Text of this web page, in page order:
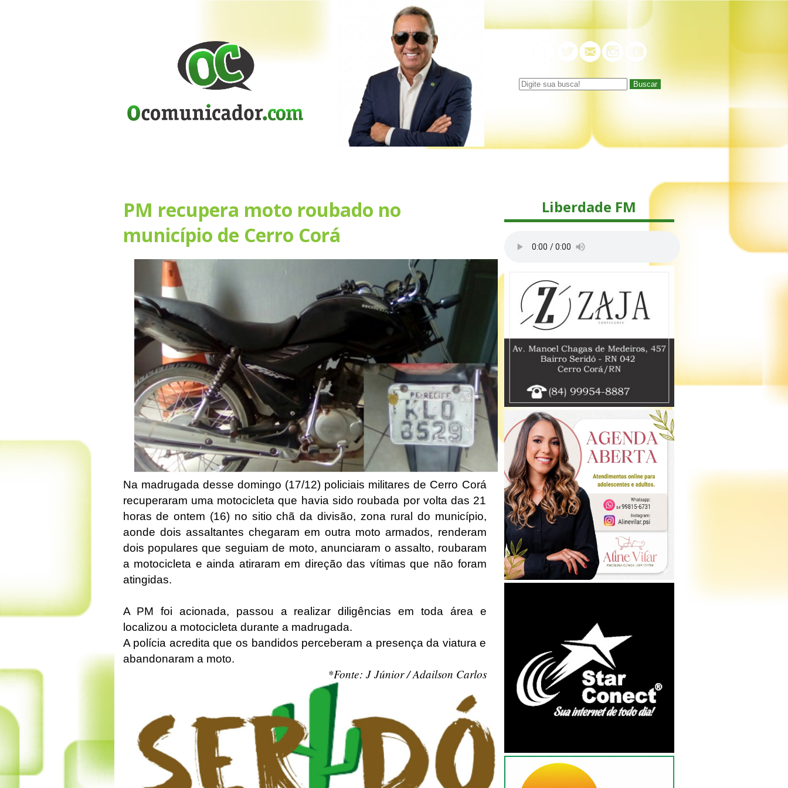
Buscar
PM recupera moto roubado no
município de Cerro Corá
Na madrugada desse domingo (17/12) policiais militares de Cerro Corá
recuperaram uma motocicleta que havia sido roubada por volta das 21
horas de ontem (16) no sitio chã da divisão, zona rural do município,
aonde dois assaltantes chegaram em outra moto armados, renderam
dois populares que seguiam de moto, anunciaram o assalto, roubaram
a motocicleta e ainda atiraram em direção das vítimas que não foram
atingidas.
A PM foi acionada, passou a realizar diligências em toda área e
localizou a motocicleta durante a madrugada.
A polícia acredita que os bandidos perceberam a presença da viatura e
abandonaram a moto.
*Fonte: J Júnior / Adailson Carlos
Liberdade FM